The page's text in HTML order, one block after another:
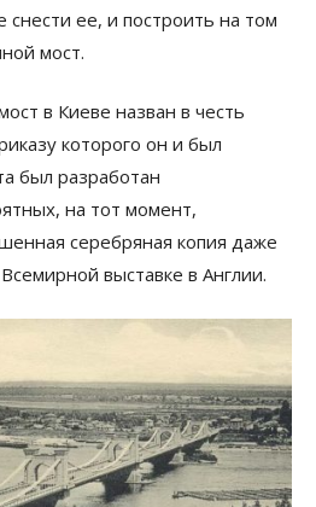
ее, и построить на том
мост.
в Киеве назван в честь
которого он и был
был разработан
на тот момент,
серебряная копия даже
выставке в Англии.